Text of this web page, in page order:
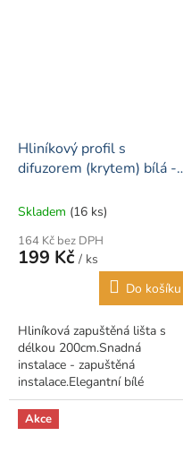
Hliníkový profil s
difuzorem (krytem) bílá -
Skladem (16 ks)
164 Kč bez DPH
199 Kč / ks
Do košíku
Hliníková zapuštěná lišta s
délkou 200cm.Snadná
instalace - zapuštěná
instalace.Elegantní bílé
provedení.
Akce